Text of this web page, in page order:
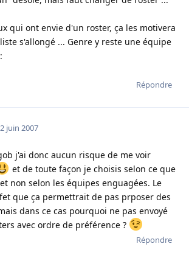
qui ont envie d'un roster, ça les motivera
s'allongé ... Genre y reste une équipe
Répondre
juin 2007
j'ai donc aucun risque de me voir
et de toute façon je choisis selon ce que
non selon les équipes enguagées. Le
que ça permettrait de pas prposer des
dans ce cas pourquoi ne pas envoyé
avec ordre de préférence ?
Répondre